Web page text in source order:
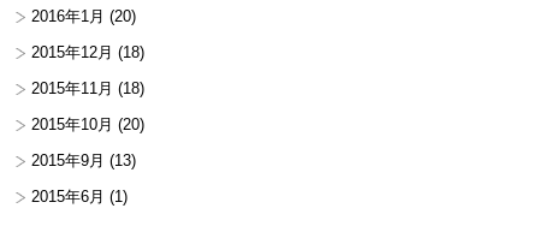
2016年1月 (20)
2015年12月 (18)
2015年11月 (18)
2015年10月 (20)
2015年9月 (13)
2015年6月 (1)